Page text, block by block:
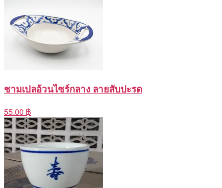
ชามเปลอ้วนไซร์กลาง ลายสับปะรด
55.00 ฿